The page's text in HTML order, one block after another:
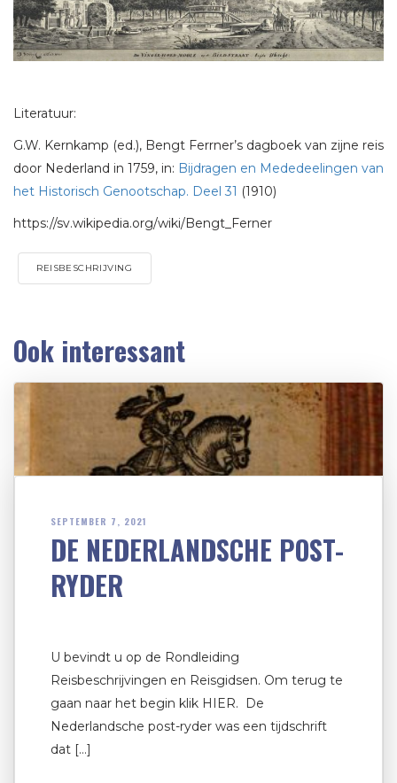
Literatuur:
G.W. Kernkamp (ed.), Bengt Ferrner’s dagboek van zijne reis
door Nederland in 1759, in: Bijdragen en Mededeelingen van
het Historisch Genootschap. Deel 31 (1910)
https://sv.wikipedia.org/wiki/Bengt_Ferner
REISBESCHRIJVING
Ook interessant
SEPTEMBER 7, 2021
DE NEDERLANDSCHE POST-
RYDER
U bevindt u op de Rondleiding
Reisbeschrijvingen en Reisgidsen. Om terug te
gaan naar het begin klik HIER. De
Nederlandsche post-ryder was een tijdschrift
dat […]